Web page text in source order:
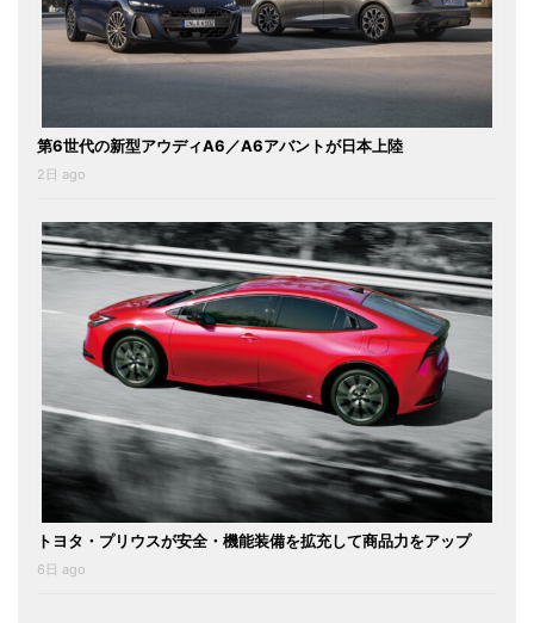
第6世代の新型アウディA6／A6アバントが日本上陸
2日 ago
トヨタ・プリウスが安全・機能装備を拡充して商品力をアップ
6日 ago